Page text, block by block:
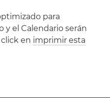
para
y el Calendario serán
en imprimir esta